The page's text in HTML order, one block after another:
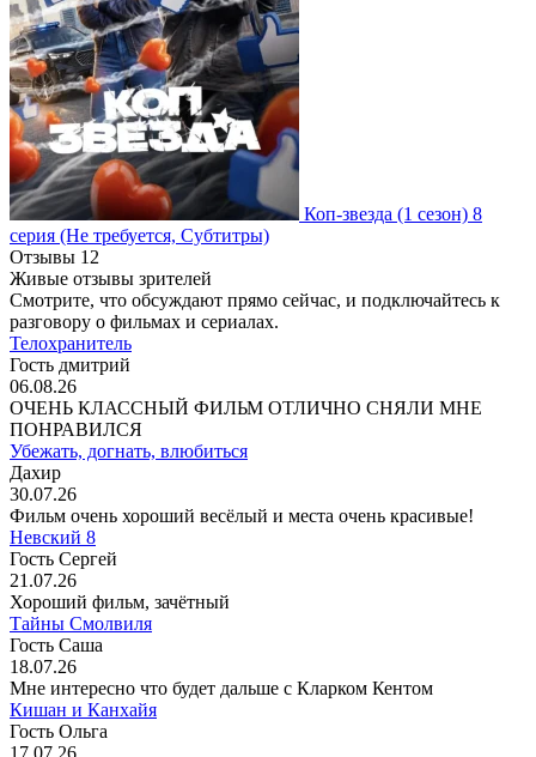
Коп-звезда (1 сезон) 8
серия (Не требуется, Субтитры)
Отзывы 12
Живые отзывы зрителей
Смотрите, что обсуждают прямо сейчас, и подключайтесь к
разговору о фильмах и сериалах.
Телохранитель
Гость дмитрий
06.08.26
ОЧЕНЬ КЛАССНЫЙ ФИЛЬМ ОТЛИЧНО СНЯЛИ МНЕ
ПОНРАВИЛСЯ
Убежать, догнать, влюбиться
Дахир
30.07.26
Фильм очень хороший весёлый и места очень красивые!
Невский 8
Гость Сергей
21.07.26
Хороший фильм, зачётный
Тайны Смолвиля
Гость Саша
18.07.26
Мне интересно что будет дальше с Кларком Кентом
Кишан и Канхайя
Гость Ольга
17.07.26